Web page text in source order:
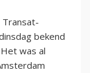
Transat-
bekend
was al